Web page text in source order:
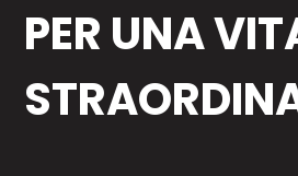
PER UNA